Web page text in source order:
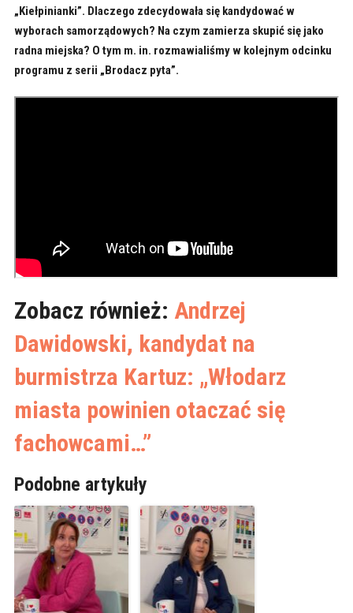
„Kiełpinianki”. Dlaczego zdecydowała się kandydować w
wyborach samorządowych? Na czym zamierza skupić się jako
radna miejska? O tym m. in. rozmawialiśmy w kolejnym odcinku
programu z serii „Brodacz pyta”.
Zobacz również: Andrzej
Dawidowski, kandydat na
burmistrza Kartuz: „Włodarz
miasta powinien otaczać się
fachowcami…”
Podobne artykuły